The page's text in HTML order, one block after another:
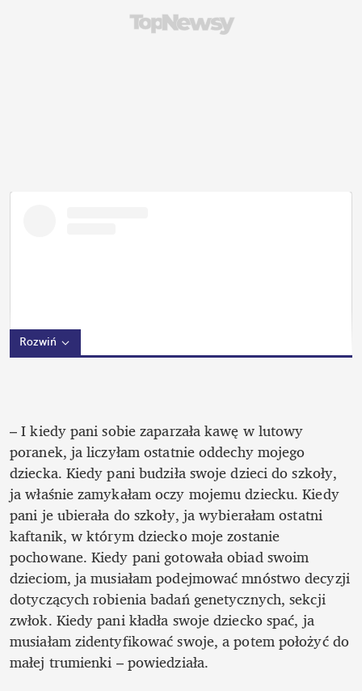
Rozwiń
– I kiedy pani sobie zaparzała kawę w lutowy
poranek, ja liczyłam ostatnie oddechy mojego
dziecka. Kiedy pani budziła swoje dzieci do szkoły,
ja właśnie zamykałam oczy mojemu dziecku. Kiedy
pani je ubierała do szkoły, ja wybierałam ostatni
kaftanik, w którym dziecko moje zostanie
pochowane. Kiedy pani gotowała obiad swoim
dzieciom, ja musiałam podejmować mnóstwo decyzji
dotyczących robienia badań genetycznych, sekcji
zwłok. Kiedy pani kładła swoje dziecko spać, ja
musiałam zidentyfikować swoje, a potem położyć do
małej trumienki – powiedziała.